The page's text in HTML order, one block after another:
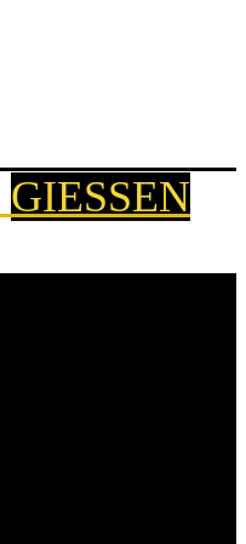
GIESSEN B